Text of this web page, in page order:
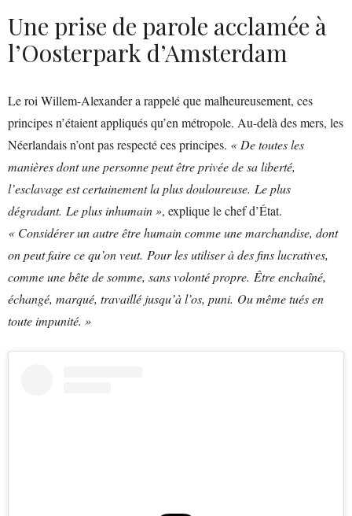
Une prise de parole acclamée à
l’Oosterpark d’Amsterdam
Le roi Willem-Alexander a rappelé que malheureusement, ces
principes n’étaient appliqués qu’en métropole. Au-delà des mers, les
Néerlandais n’ont pas respecté ces principes. « De toutes les
manières dont une personne peut être privée de sa liberté,
l’esclavage est certainement la plus douloureuse. Le plus
dégradant. Le plus inhumain », explique le chef d’État.
« Considérer un autre être humain comme une marchandise, dont
on peut faire ce qu’on veut. Pour les utiliser à des fins lucratives,
comme une bête de somme, sans volonté propre. Être enchaîné,
échangé, marqué, travaillé jusqu’à l’os, puni. Ou même tués en
toute impunité. »